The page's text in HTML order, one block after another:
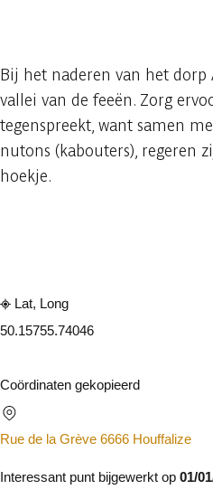
Bij het naderen van het
vallei van de feeën. Zorg
tegenspreekt, want samen
nutons (kabouters), regeren
hoekje.
Lat, Long
50.15755.74046
Coördinaten gekopieerd
Rue de la Grève 6666 Houffalize
Interessant punt bijgewerkt op 01/